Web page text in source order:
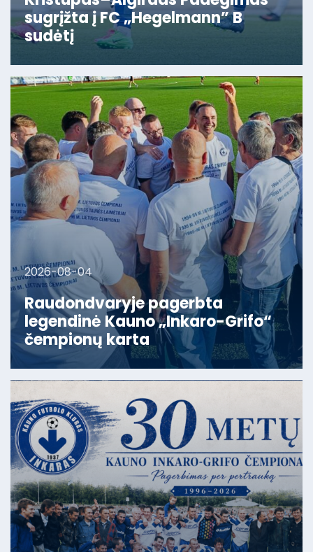
sugrįžta į FC „Hegelmann” B
sudėtį
2026-08-04
Raudondvaryje pagerbta
legendinė Kauno „Inkaro-Grifo“
čempionų karta